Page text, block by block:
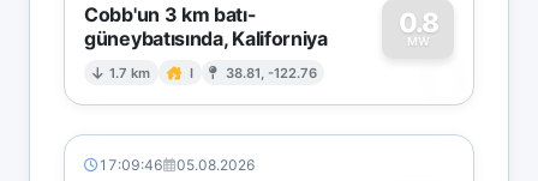
Cobb'un 3 km batı-
güneybatısında, Kaliforniya
1.7 km I 38.81, -122.76
0.8
MW
0
17:09:46 05.08.2026